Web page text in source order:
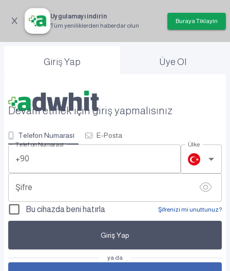
Uygulamayı indirin
Tüm yeniliklerden haberdar olun
Buraya Tıklayın
Giriş Yap Üye Ol
Devam etmek için giriş yapmalısınız
Telefon Numarası E-Posta
Telefon Numarası
+90
Ülke
Şifre
Bu cihazda beni hatırla Şifrenizi mi unuttunuz?
Giriş Yap
ya da